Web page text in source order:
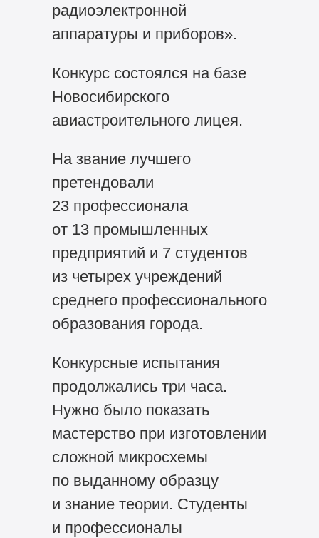
радиоэлектронной
аппаратуры и приборов».
Конкурс состоялся на базе
Новосибирского
авиастроительного лицея.
На звание лучшего
претендовали
23 профессионала
от 13 промышленных
предприятий и 7 студентов
из четырех учреждений
среднего профессионального
образования города.
Конкурсные испытания
продолжались три часа.
Нужно было показать
мастерство при изготовлении
сложной микросхемы
по выданному образцу
и знание теории. Студенты
и профессионалы